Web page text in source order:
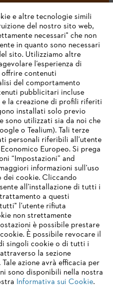
#STIHL
Privacy policy
legali
15
NICHT
noch nicht unterstützen. Für
empfehlen wir Ihnen, zu
wechseln:
chrome
e altre tecnologie simili
del nostro sito web,
necessari" che non
in quanto sono necessari
sito. Utilizziamo altre
l’esperienza di
offrire contenuti
del comportamento
pubblicitari incluse
la creazione di profili riferiti
installati solo previo
sono utilizzati sia da noi che
o Tealium). Tali terze
personali riferibili all’utente
Europeo. Si prega
“Impostazioni” and
informazioni sull’uso
dei cookie. Cliccando
all’installazione di tutti i
a questi
l’utente rifiuta
non strettamente
è possibile prestare
È possibile revocare il
singoli cookie o di tutti i
la sezione
azione avrà efficacia per
sono disponibili nella nostra
Informativa sui Cookie.